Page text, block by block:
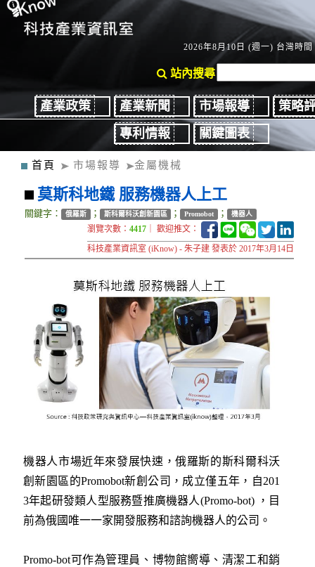
2026年8月10日 (週一) 台灣時間
站內搜尋
產業政策 產業新聞 市場報導
策略
專利情報
關鍵圖表
首頁 市場報導 金屬機械
莫斯科地鐵 服務機器人上工
關鍵字： 俄羅斯 ； 斯科爾科沃創新園區 ； Promobot ； 機器人
瀏覽次數：4417 ｜ 歡迎推文：
科技產業資訊室 (iKnow) - 朱子建 發表於 2017年3月14日
機器人市場近年來發展快速，俄羅斯的斯科爾科沃
創新園區的Promobot新創公司，成立僅五年，自201
3年起研發類人型服務暨推廣機器人(Promo-bot) ，目
前為俄國唯一一家開發服務和諮詢機器人的公司。
Promo-bot可作為管理員、博物館嚮導、清潔工和銷